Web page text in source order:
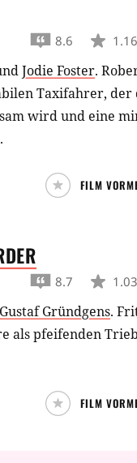
8.6
Jodie Foster.
Taxifahrer, der
wird und eine
FILM
8.7
Gustaf Gründgens.
als pfeifenden
FILM